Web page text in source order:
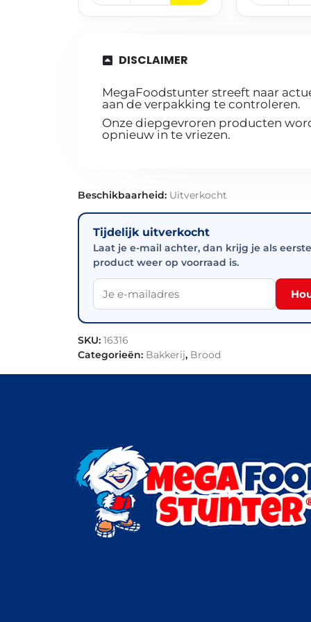
DISCLAIMER
MegaFoodstunter streeft naar
aan de verpakking te controleren.
Onze diepgevroren producten
opnieuw in te vriezen.
Beschikbaarheid: Uitverkocht
Tijdelijk uitverkocht
Laat je e-mail achter, dan krijg je als
product weer op voorraad is.
SKU: 16316
Categorieën: Bakkerij, Brood